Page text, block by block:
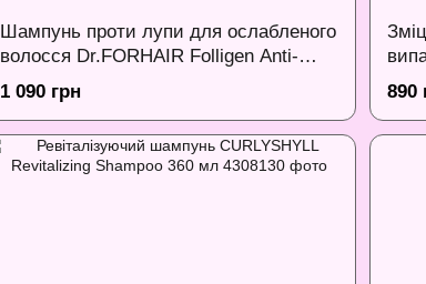
Шампунь проти лупи для ослабленого
волосся Dr.FORHAIR Folligen Anti-
Dandruff Shampoo, 500 мл
1 090 грн 890